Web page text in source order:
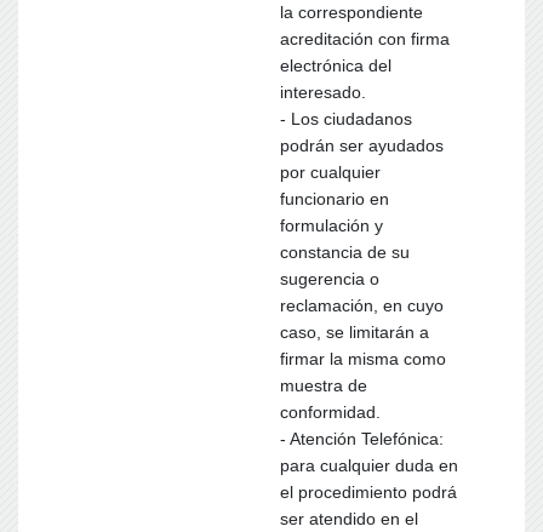
la correspondiente
acreditación con firma
electrónica del
interesado.
- Los ciudadanos
podrán ser ayudados
por cualquier
funcionario en
formulación y
constancia de su
sugerencia o
reclamación, en cuyo
caso, se limitarán a
firmar la misma como
muestra de
conformidad.
- Atención Telefónica:
para cualquier duda en
el procedimiento podrá
ser atendido en el